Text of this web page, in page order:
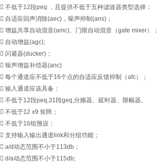
 不低于12段peq ，且提供不低于五种滤波器类型选择；
 自适应回声消除(aec)，噪声抑制(ans)；
 增益共享自动混音(amc)、门限自动混音（gate mixer）；
 自动增益(agc);
 闪避器(ducker)；
 噪声增益补偿器(anc)
 每个通道应不低于16个点的自适应反馈抑制（afc）；
 输入通道应该具备：
 不低于12段peq,31段geq,分频器、延时器、限幅器。
 不低于12 x9 矩阵；
 不低于16组预设；
 支持输入输出通道link和分组功能；
 a/d动态范围不小于113db；
 d/a动态范围不小于115db;